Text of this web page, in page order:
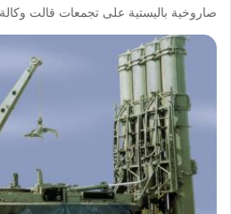
صاروخية باليستية على تجمعات قالت